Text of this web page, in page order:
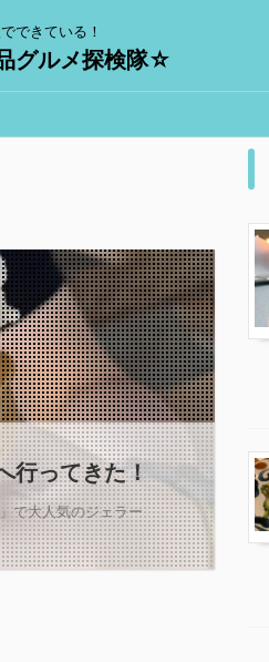
できている！
グルメ探検隊☆
行ってきた！
で大人気のジェラー